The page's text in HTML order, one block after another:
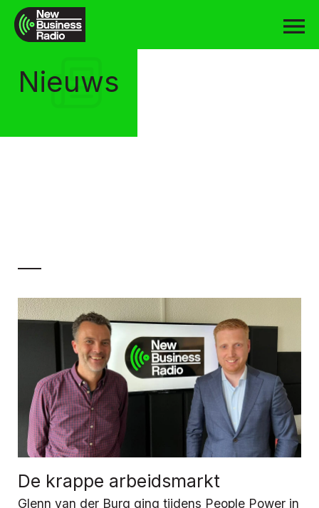
Nieuws
De krappe arbeidsmarkt
Glenn van der Burg ging tijdens People Power in